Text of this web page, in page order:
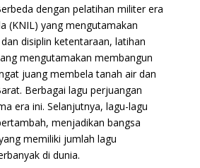
dengan pelatihan militer era
(KNIL) yang mengutamakan
disiplin ketentaraan, latihan
mengutamakan membangun
juang membela tanah air dan
Berbagai lagu perjuangan
era ini. Selanjutnya, lagu-lagu
menjadikan bangsa
memiliki jumlah lagu
di dunia.